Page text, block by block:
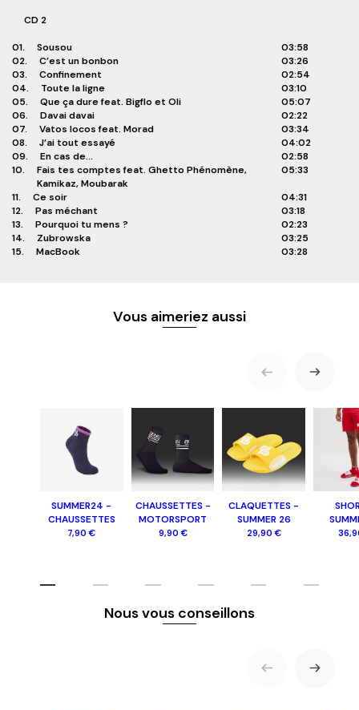
CD 2
01. Sousou
03:58
02.
C’est un bonbon
03:26
03.
Confinement
02:54
04.
Toute la ligne
03:10
05.
Que ça dure feat. Bigflo et Oli
05:07
06.
Davai davai
02:22
07.
Vatos locos feat. Morad
03:34
08.
J’ai tout essayé
04:02
09.
En cas de…
02:58
10.
Fais tes comptes feat. Ghetto Phénomène,
Kamikaz, Moubarak
05:33
11. Ce soir
04:31
12.
Pas méchant
03:18
13.
Pourquoi tu mens ?
02:23
14.
Zubrowska
03:25
15.
MacBook 03:28
Vous aimeriez aussi
SUMMER24 -
CHAUSSETTES
7,90 €
CHAUSSETTES -
MOTORSPORT
9,90 €
CLAQUETTES -
SUMMER 26
29,90 €
Nous vous conseillons